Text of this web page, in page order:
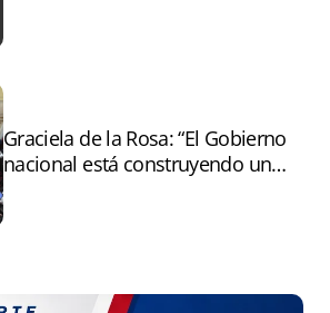
Graciela de la Rosa: “El Gobierno
nacional está construyendo un